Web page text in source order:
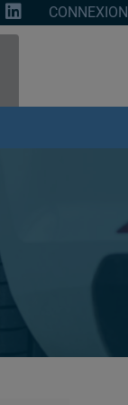
CONNEXION